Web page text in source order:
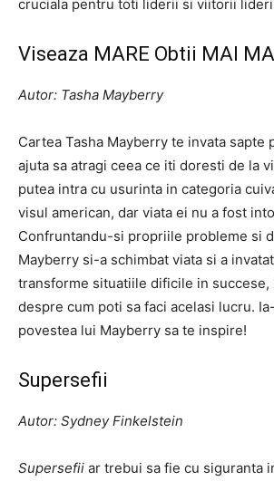
cruciala pentru toti liderii si viitorii
Viseaza MARE Obtii MAI
Autor: Tasha Mayberry
Cartea Tasha Mayberry te invata sapte
ajuta sa atragi ceea ce iti doresti de la
putea intra cu usurinta in categoria
visul american, dar viata ei nu a fost
Confruntandu-si propriile probleme si
Mayberry si-a schimbat viata si a
transforme situatiile dificile in succese,
despre cum poti sa faci acelasi lucru.
povestea lui Mayberry sa te inspire!
Supersefii
Autor: Sydney Finkelstein
Supersefii ar trebui sa fie cu siguranta